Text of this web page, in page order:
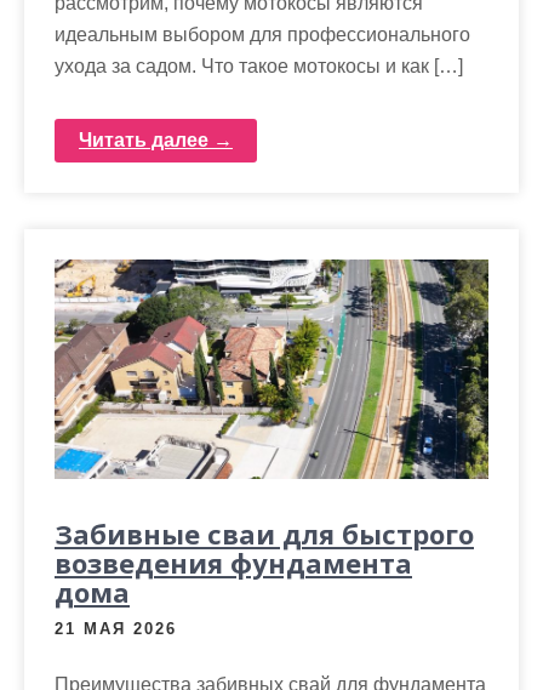
идеальным выбором для профессионального
ухода за садом. Что такое мотокосы и как […]
Читать далее →
Забивные сваи для быстрого
возведения фундамента
дома
21 МАЯ 2026
Преимущества забивных свай для фундамента